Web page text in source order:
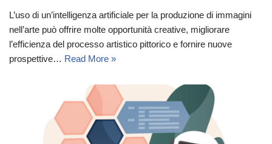
L’uso di un’intelligenza artificiale per la produzione di immagini
nell’arte può offrire molte opportunità creative, migliorare
l’efficienza del processo artistico pittorico e fornire nuove
prospettive… Read More »